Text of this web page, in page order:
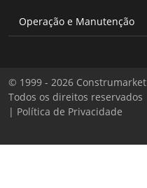
Operação e Manutenção
© 1999 - 2026 Construmarket
Todos os direitos reservados
| Política de Privacidade